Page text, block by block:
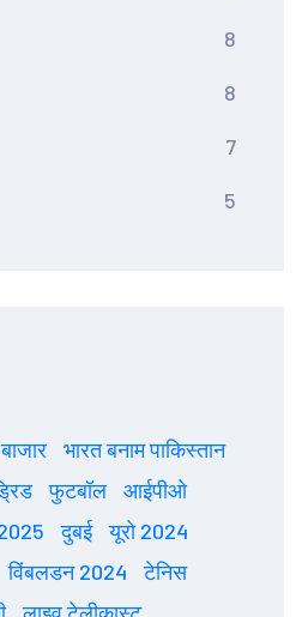
8
8
7
5
भारत बनाम पाकिस्तान
फुटबॉल
आईपीओ
दुबई
यूरो 2024
विंबलडन 2024
टेनिस
लाइव टेलीकास्ट